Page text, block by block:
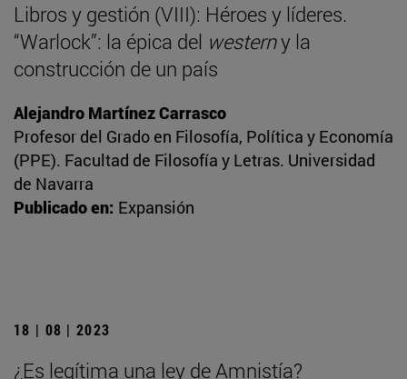
Libros y gestión (VIII): Héroes y líderes.
“Warlock”: la épica del westerny la
construcción de un país
Alejandro Martínez Carrasco
Profesor del Grado en Filosofía, Política y Economía
(PPE). Facultad de Filosofía y Letras. Universidad
de Navarra
Publicado en: Expansión
18 | 08 | 2023
¿Es legítima una ley de Amnistía?